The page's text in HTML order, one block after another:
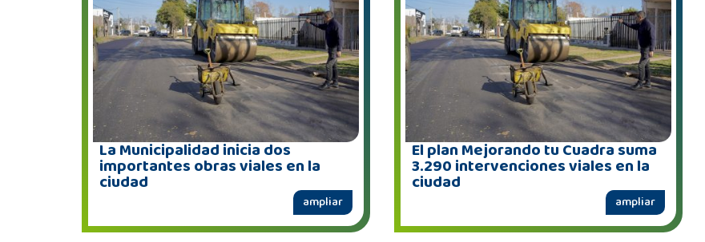
La Municipalidad inicia dos
importantes obras viales en la
ciudad
ampliar
El plan Mejorando tu Cuadra suma
3.290 intervenciones viales en la
ciudad
ampliar